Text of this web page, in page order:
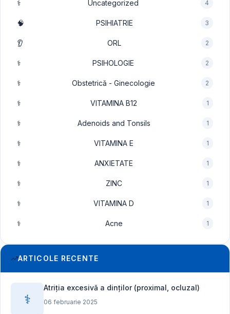
⚕️ Uncategorized 4
🧠 PSIHIATRIE 3
👂 ORL 2
⚕️ PSIHOLOGIE 2
⚕️ Obstetrică - Ginecologie 2
⚕️ VITAMINA B12 1
⚕️ Adenoids and Tonsils 1
⚕️ VITAMINA E 1
⚕️ ANXIETATE 1
⚕️ ZINC 1
⚕️ VITAMINA D 1
⚕️ Acne 1
ARTICOLE RECENTE
⚕️
Atriția excesivă a dinților (proximal, ocluzal)
06 februarie 2025